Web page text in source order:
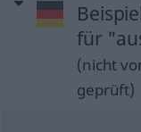
für
(nicht
geprüft)